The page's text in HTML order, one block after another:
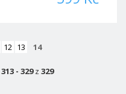
12 13 14
313 - 329z 329